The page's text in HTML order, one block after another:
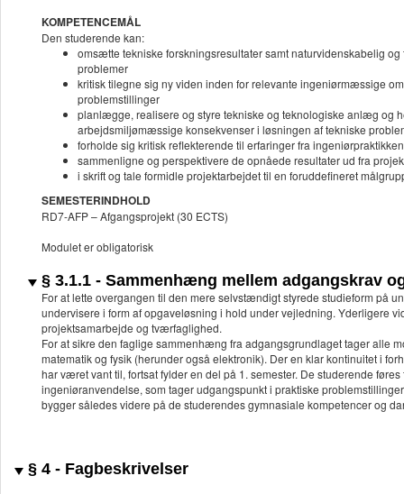
KOMPETENCEMÅL
Den studerende kan:
omsætte tekniske forskningsresultater samt naturvidenskabelig
problemer
kritisk tilegne sig ny viden inden for relevante ingeniørmæssige
problemstillinger
planlægge, realisere og styre tekniske og teknologiske anlæg og
arbejdsmiljømæssige konsekvenser i løsningen af tekniske
forholde sig kritisk reflekterende til erfaringer fra ingeniørpraktikken
sammenligne og perspektivere de opnåede resultater ud fra
i skrift og tale formidle projektarbejdet til en foruddefineret
SEMESTERINDHOLD
RD7-AFP – Afgangsprojekt (30 ECTS)
Modulet er obligatorisk
§ 3.1.1 - Sammenhæng mellem adgangskrav
For at lette overgangen til den mere selvstændigt styrede studieform på
undervisere i form af opgaveløsning i hold under vejledning. Yderligere
projektsamarbejde og tværfaglighed.
For at sikre den faglige sammenhæng fra adgangsgrundlaget tager alle
matematik og fysik (herunder også elektronik). Der en klar kontinuitet i
har været vant til, fortsat fylder en del på 1. semester. De studerende
ingeniøranvendelse, som tager udgangspunkt i praktiske
bygger således videre på de studerendes gymnasiale kompetencer og
§ 4 - Fagbeskrivelser